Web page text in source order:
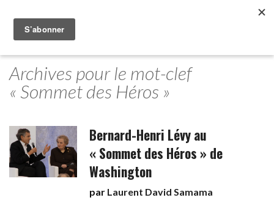
Archives pour le mot-clef
« Sommet des Héros »
Bernard-Henri Lévy au
« Sommet des Héros » de
Washington
par Laurent David Samama